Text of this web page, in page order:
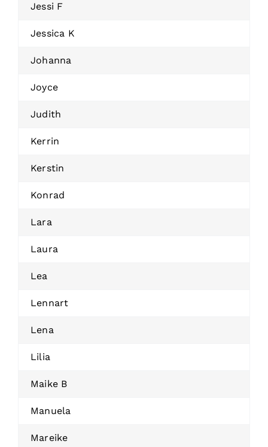
Jessi F
Jessica K
Johanna
Joyce
Judith
Kerrin
Kerstin
Konrad
Lara
Laura
Lea
Lennart
Lena
Lilia
Maike B
Manuela
Mareike